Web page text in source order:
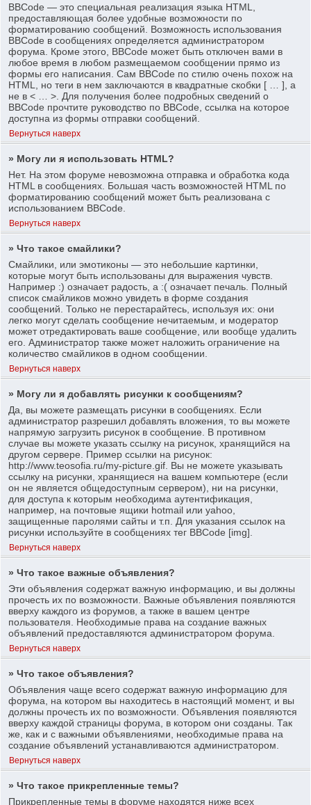
BBCode — это специальная реализация языка HTML,
предоставляющая более удобные возможности по
форматированию сообщений. Возможность использования
BBCode в сообщениях определяется администратором
форума. Кроме этого, BBCode может быть отключен вами в
любое время в любом размещаемом сообщении прямо из
формы его написания. Сам BBCode по стилю очень похож на
HTML, но теги в нем заключаются в квадратные скобки [ … ], а
не в < … >. Для получения более подробных сведений о
BBCode прочтите руководство по BBCode, ссылка на которое
доступна из формы отправки сообщений.
Вернуться наверх
» Могу ли я использовать HTML?
Нет. На этом форуме невозможна отправка и обработка кода
HTML в сообщениях. Большая часть возможностей HTML по
форматированию сообщений может быть реализована с
использованием BBCode.
Вернуться наверх
» Что такое смайлики?
Смайлики, или эмотиконы — это небольшие картинки,
которые могут быть использованы для выражения чувств.
Например :) означает радость, а :( означает печаль. Полный
список смайликов можно увидеть в форме создания
сообщений. Только не перестарайтесь, используя их: они
легко могут сделать сообщение нечитаемым, и модератор
может отредактировать ваше сообщение, или вообще удалить
его. Администратор также может наложить ограничение на
количество смайликов в одном сообщении.
Вернуться наверх
» Могу ли я добавлять рисунки к сообщениям?
Да, вы можете размещать рисунки в сообщениях. Если
администратор разрешил добавлять вложения, то вы можете
напрямую загрузить рисунок в сообщение. В противном
случае вы можете указать ссылку на рисунок, хранящийся на
другом сервере. Пример ссылки на рисунок:
http://www.teosofia.ru/my-picture.gif. Вы не можете указывать
ссылку на рисунки, хранящиеся на вашем компьютере (если
он не является общедоступным сервером), ни на рисунки,
для доступа к которым необходима аутентификация,
например, на почтовые ящики hotmail или yahoo,
защищенные паролями сайты и т.п. Для указания ссылок на
рисунки используйте в сообщениях тег BBCode [img].
Вернуться наверх
» Что такое важные объявления?
Эти объявления содержат важную информацию, и вы должны
прочесть их по возможности. Важные объявления появляются
вверху каждого из форумов, а также в вашем центре
пользователя. Необходимые права на создание важных
объявлений предоставляются администратором форума.
Вернуться наверх
» Что такое объявления?
Объявления чаще всего содержат важную информацию для
форума, на котором вы находитесь в настоящий момент, и вы
должны прочесть их по возможности. Объявления появляются
вверху каждой страницы форума, в котором они созданы. Так
же, как и с важными объявлениями, необходимые права на
создание объявлений устанавливаются администратором.
Вернуться наверх
» Что такое прикрепленные темы?
Прикрепленные темы в форуме находятся ниже всех